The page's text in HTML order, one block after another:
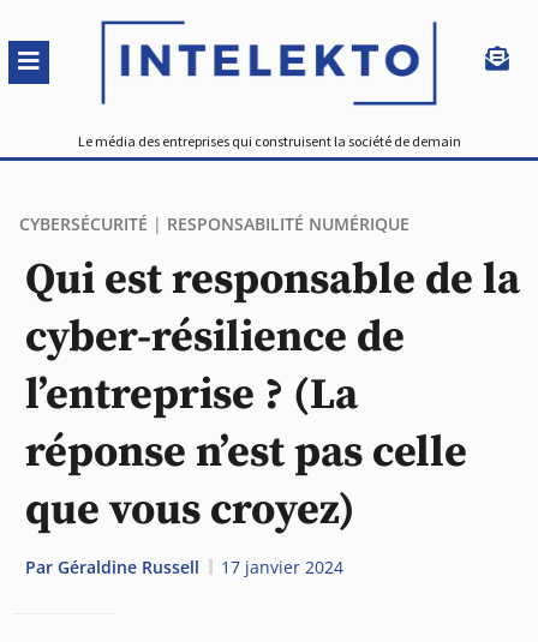
Le média des entreprises qui construisent la société de demain
CYBERSÉCURITÉ | RESPONSABILITÉ NUMÉRIQUE
Qui est responsable de la
cyber-résilience de
l’entreprise ? (La
réponse n’est pas celle
que vous croyez)
Par Géraldine Russell 17 janvier 2024